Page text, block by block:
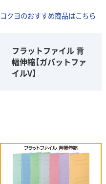
コクヨのおすすめ商品はこちら
フラットファイル 背
幅伸縮【ガバットファ
イルV】